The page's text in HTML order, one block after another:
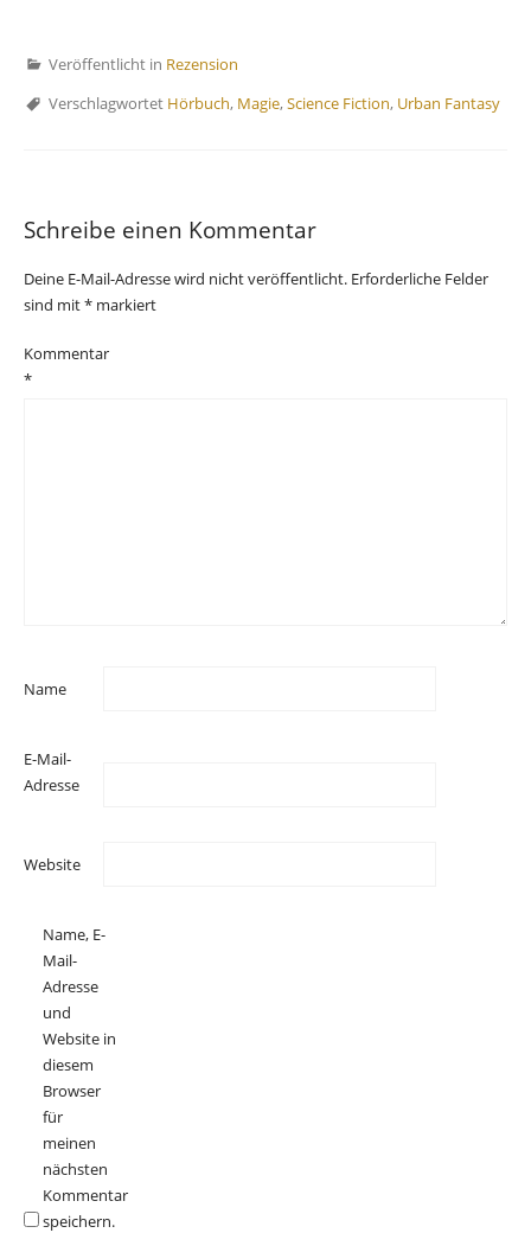
Veröffentlicht in Rezension
Verschlagwortet Hörbuch, Magie,Science Fiction, Urban Fantasy
Schreibe einen Kommentar
Deine E-Mail-Adresse wird nicht veröffentlicht. Erforderliche Felder
sind mit* markiert
Kommentar
*
Name
E-Mail-
Adresse
Website
Name, E-
Mail-
Adresse
und
Website in
diesem
Browser
für
meinen
nächsten
Kommentar
speichern.